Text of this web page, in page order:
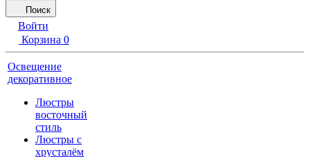
Поиск
Войти
Корзина 0
Освещение
декоративное
Люстры
восточный
стиль
Люстры с
хрусталём